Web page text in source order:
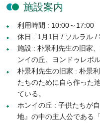
施設案内
利用時間 : 10:00～17:00
休日 : 1月1日 / ソルラル /
施設 : 朴景利先生の旧家
ンイの丘、ヨンドゥレボ
朴景利先生の旧家 : 朴景
たちのために自ら作った
ている。
ホンイの丘 : 子供たちが
地』の中の主人公である